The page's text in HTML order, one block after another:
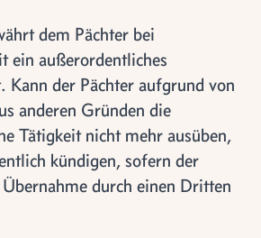
dem Pächter bei
ein außerordentliches
Kann der Pächter aufgrund von
anderen Gründen die
Tätigkeit nicht mehr ausüben,
kündigen, sofern der
durch einen Dritten